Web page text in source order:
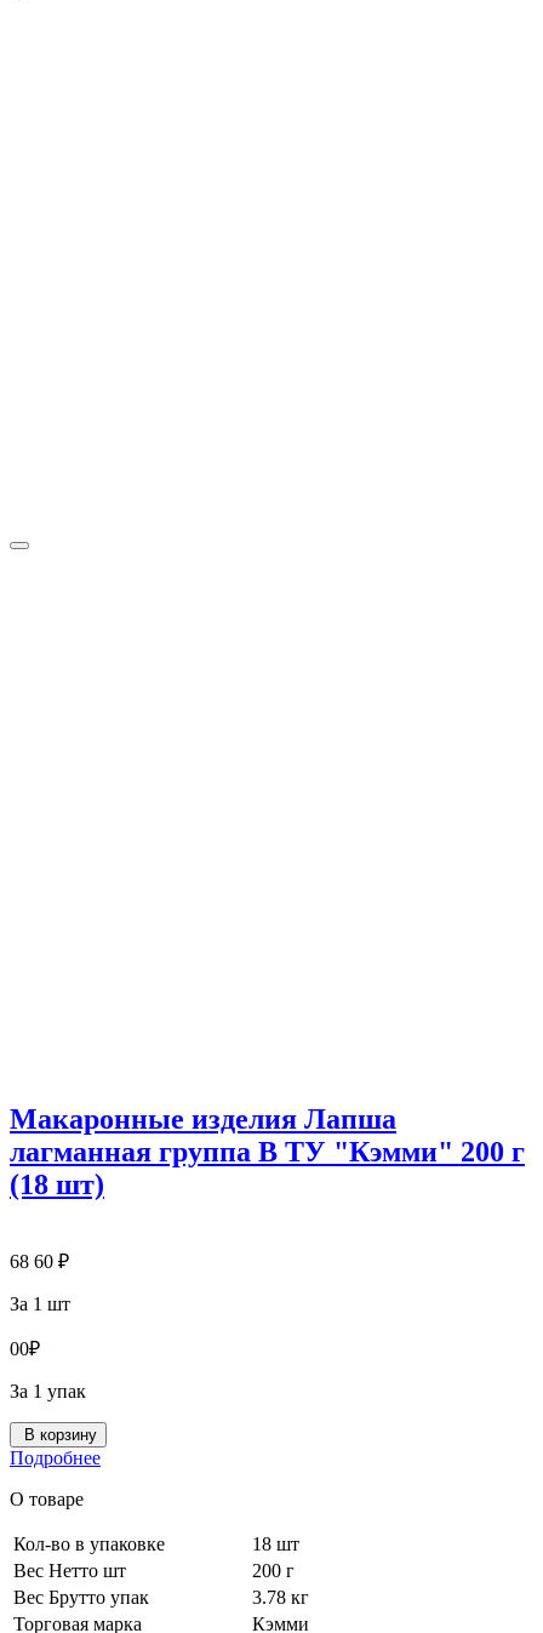
Макаронные изделия Лапша
лагманная группа В ТУ "Кэмми" 200 г
(18 шт)
68 60 ₽
За 1 шт
00₽
За 1 упак
В корзину
Подробнее
О товаре
Кол-во в упаковке
18 шт
Вес Нетто шт
200 г
Вес Брутто упак
3.78 кг
Торговая марка
Кэмми